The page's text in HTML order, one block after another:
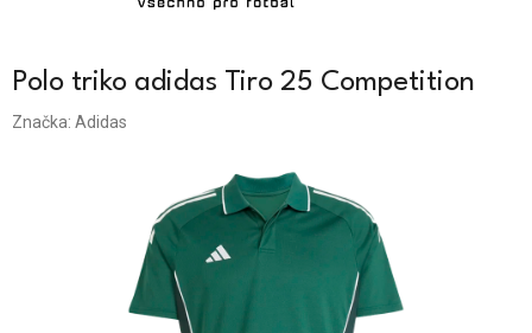
Polo triko adidas Tiro 25 Competition
Značka: Adidas